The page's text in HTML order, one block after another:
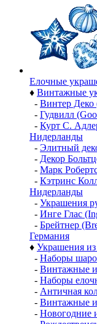
Елочные
♦ Винтажные
- Винтер Деко
- Гудвилл
- Курт С.
Нидерланды
- Элитный
- Декор
- Марк
- Кэтринс
Нидерланды
- Украшения
- Инге Глас
- Брейтнер
Германия
♦ Украшения из
- Наборы
- Винтажные
- Наборы
- Античная
- Винтажные
- Новогодние